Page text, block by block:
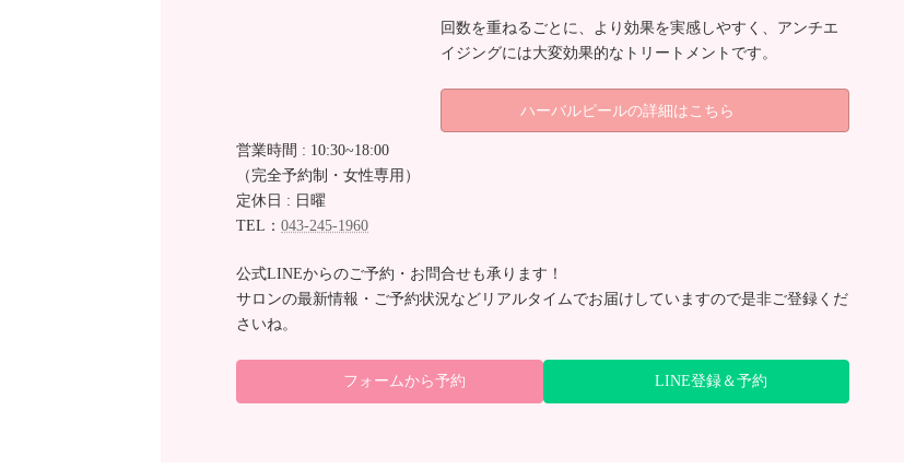
回数を重ねるごとに、より効果を実感しやすく、アンチエ
イジングには大変効果的なトリートメントです。
ハーバルピールの詳細はこちら
営業時間 : 10:30~18:00
（完全予約制・女性専用）
定休日 : 日曜
TEL： 043-245-1960
公式LINEからのご予約・お問合せも承ります！
サロンの最新情報・ご予約状況などリアルタイムでお届けしていますので是非ご登録くだ
さいね。
フォームから予約 LINE登録＆予約